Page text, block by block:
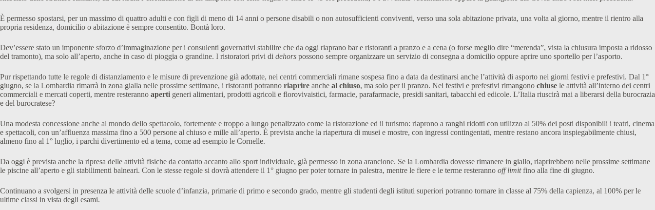
È permesso spostarsi, per un massimo di quattro adulti e con figli di meno di 14 anni o persone disabili o non autosufficienti conviventi, verso una sola abitazione privata, una volta al giorno, mentre il rientro alla
propria residenza, domicilio o abitazione è sempre consentito. Bontà loro.
Dev’essere stato un imponente sforzo d’immaginazione per i consulenti governativi stabilire che da oggi riaprano bar e ristoranti a pranzo e a cena (o forse meglio dire “merenda”, vista la chiusura imposta a ridosso
del tramonto), ma solo all’aperto, anche in caso di pioggia o grandine. I ristoratori privi di dehors possono sempre organizzare un servizio di consegna a domicilio oppure aprire uno sportello per l’asporto.
Pur rispettando tutte le regole di distanziamento e le misure di prevenzione già adottate, nei centri commerciali rimane sospesa fino a data da destinarsi anche l’attività di asporto nei giorni festivi e prefestivi. Dal 1°
giugno, se la Lombardia rimarrà in zona gialla nelle prossime settimane, i ristoranti potranno riaprire anche al chiuso, ma solo per il pranzo. Nei festivi e prefestivi rimangono chiuse le attività all’interno dei centri
commerciali e mercati coperti, mentre resteranno aperti generi alimentari, prodotti agricoli e florovivaistici, farmacie, parafarmacie, presidi sanitari, tabacchi ed edicole. L’Italia riuscirà mai a liberarsi della burocrazia
e del burocratese?
Una modesta concessione anche al mondo dello spettacolo, fortemente e troppo a lungo penalizzato come la ristorazione ed il turismo: riaprono a ranghi ridotti con utilizzo al 50% dei posti disponibili i teatri, cinema
e spettacoli, con un’affluenza massima fino a 500 persone al chiuso e mille all’aperto. È prevista anche la riapertura di musei e mostre, con ingressi contingentati, mentre restano ancora inspiegabilmente chiusi,
almeno fino al 1° luglio, i parchi divertimento ed a tema, come ad esempio le Cornelle.
Da oggi è prevista anche la ripresa delle attività fisiche da contatto accanto allo sport individuale, già permesso in zona arancione. Se la Lombardia dovesse rimanere in giallo, riaprirebbero nelle prossime settimane
le piscine all’aperto e gli stabilimenti balneari. Con le stesse regole si dovrà attendere il 1° giugno per poter tornare in palestra, mentre le fiere e le terme resteranno off limitfino alla fine di giugno.
Continuano a svolgersi in presenza le attività delle scuole d’infanzia, primarie di primo e secondo grado, mentre gli studenti degli istituti superiori potranno tornare in classe al 75% della capienza, al 100% per le
ultime classi in vista degli esami.